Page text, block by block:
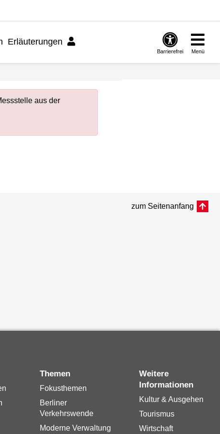
Erläuterungen
Barrierefrei Menü
aus der
zum Seitenanfang
Themen
Fokusthemen
Berliner
Verkehrswende
Moderne Verwaltung
Weitere
Informationen
Kultur & Ausgehen
Tourismus
Wirtschaft